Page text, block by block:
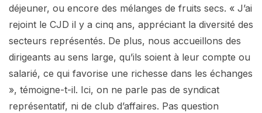
déjeuner, ou encore des mélanges de fruits secs. « J’ai
rejoint le CJD il y a cinq ans, appréciant la diversité des
secteurs représentés. De plus, nous accueillons des
dirigeants au sens large, qu’ils soient à leur compte ou
salarié, ce qui favorise une richesse dans les échanges
», témoigne-t-il. Ici, on ne parle pas de syndicat
représentatif, ni de club d’affaires. Pas question